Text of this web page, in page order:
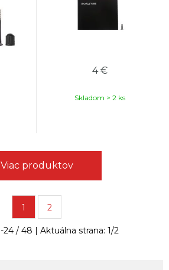
4 €
Skladom > 2 ks
Viac produktov
1 2
-24 / 48 | Aktuálna strana: 1/2